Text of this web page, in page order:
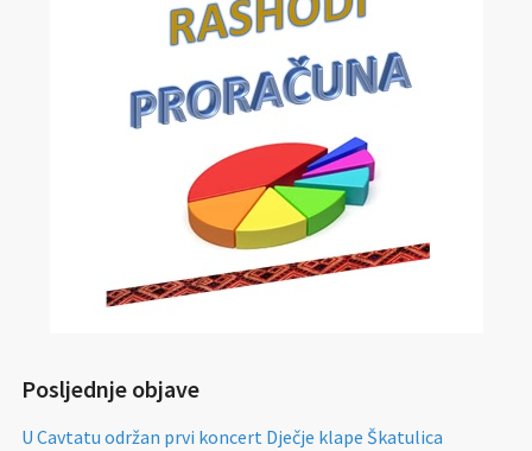
Posljednje objave
U Cavtatu održan prvi koncert Dječje klape Škatulica